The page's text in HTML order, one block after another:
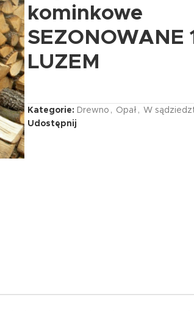
kominkowe
SEZONOWANE
LUZEM
Kategorie: Drewno , Opał , W
Udostępnij